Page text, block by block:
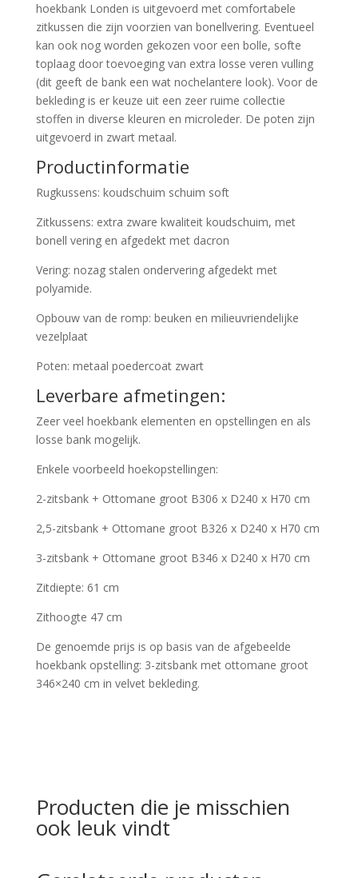
hoekbank Londen is uitgevoerd met comfortabele
zitkussen die zijn voorzien van bonellvering. Eventueel
kan ook nog worden gekozen voor een bolle, softe
toplaag door toevoeging van extra losse veren vulling
(dit geeft de bank een wat nochelantere look). Voor de
bekleding is er keuze uit een zeer ruime collectie
stoffen in diverse kleuren en microleder. De poten zijn
uitgevoerd in zwart metaal.
Productinformatie
Rugkussens: koudschuim schuim soft
Zitkussens: extra zware kwaliteit koudschuim, met
bonell vering en afgedekt met dacron
Vering: nozag stalen ondervering afgedekt met
polyamide.
Opbouw van de romp: beuken en milieuvriendelijke
vezelplaat
Poten: metaal poedercoat zwart
Leverbare afmetingen:
Zeer veel hoekbank elementen en opstellingen en als
losse bank mogelijk.
Enkele voorbeeld hoekopstellingen:
2-zitsbank + Ottomane groot B306 x D240 x H70 cm
2,5-zitsbank + Ottomane groot B326 x D240 x H70 cm
3-zitsbank + Ottomane groot B346 x D240 x H70 cm
Zitdiepte: 61 cm
Zithoogte 47 cm
De genoemde prijs is op basis van de afgebeelde
hoekbank opstelling: 3-zitsbank met ottomane groot
346×240 cm in velvet bekleding.
Producten die je misschien
ook leuk vindt